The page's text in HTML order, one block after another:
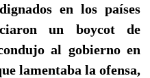
en los países
un boycot de
al gobierno en
lamentaba la ofensa,